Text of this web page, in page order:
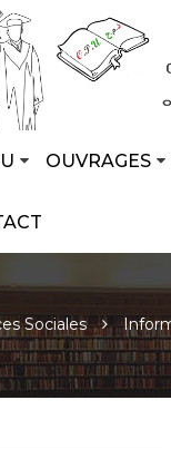
OUVRAGES
Sociales